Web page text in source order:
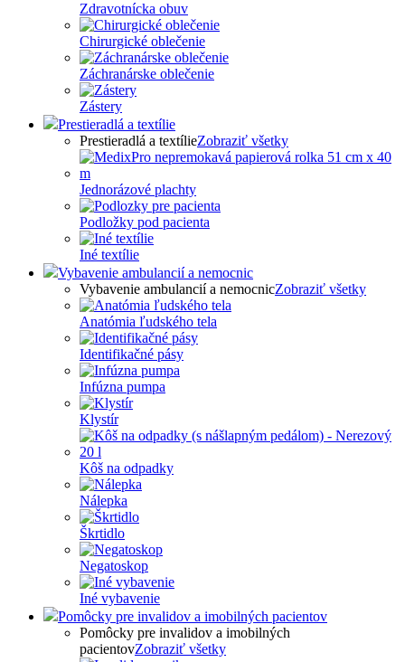
Zdravotnícka obuv
Chirurgické oblečenie
Záchranárske oblečenie
Zástery
Prestieradlá a textílie
Prestieradlá a textílieZobraziť všetky
Jednorázové plachty
Podložky pod pacienta
Iné textílie
Vybavenie ambulancií a nemocnic
Vybavenie ambulancií a nemocnicZobraziť všetky
Anatómia ľudského tela
Identifikačné pásy
Infúzna pumpa
Klystír
Kôš na odpadky
Nálepka
Škrtidlo
Negatoskop
Iné vybavenie
Pomôcky pre invalidov a imobilných pacientov
Pomôcky pre invalidov a imobilných
pacientovZobraziť všetky